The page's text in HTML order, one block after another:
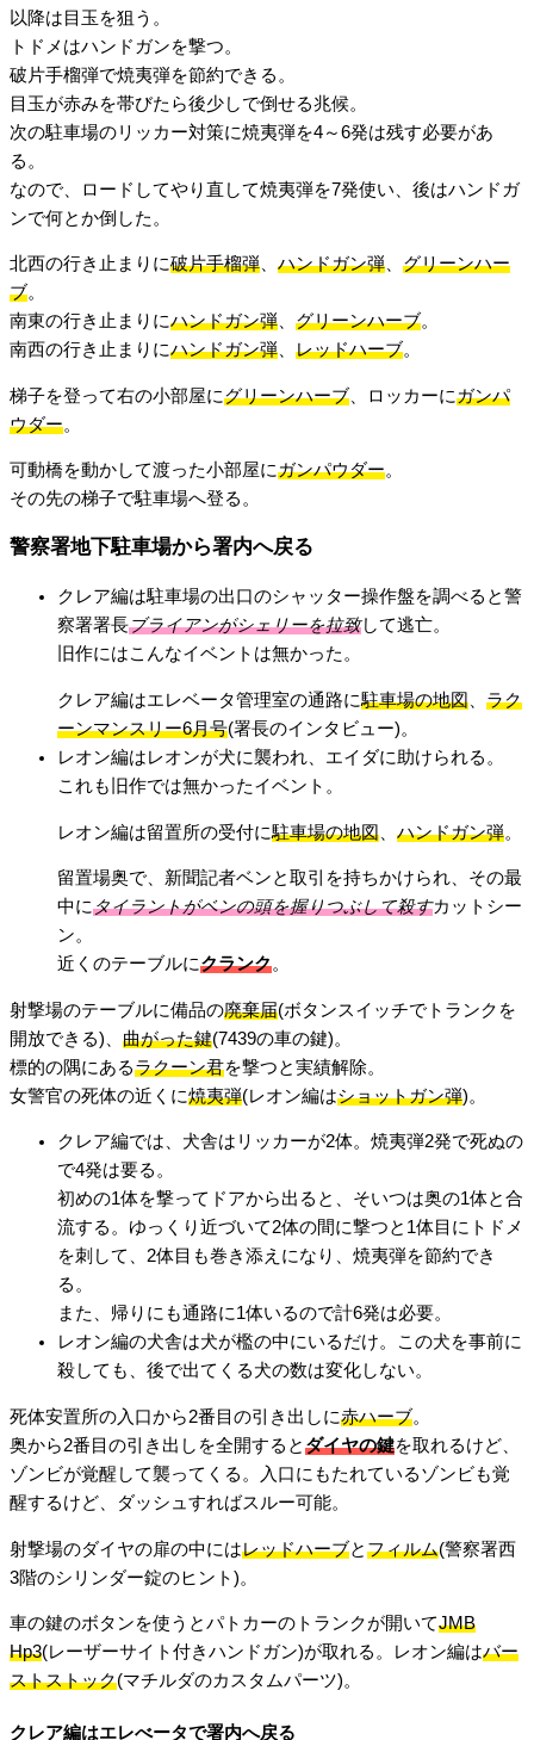
以降は目玉を狙う。
トドメはハンドガンを撃つ。
破片手榴弾で焼夷弾を節約できる。
目玉が赤みを帯びたら後少しで倒せる兆候。
次の駐車場のリッカー対策に焼夷弾を4～6発は残す必要があ
る。
なので、ロードしてやり直して焼夷弾を7発使い、後はハンドガ
ンで何とか倒した。
北西の行き止まりに破片手榴弾、 ハンドガン弾、 グリーンハー
ブ。
南東の行き止まりにハンドガン弾、 グリーンハーブ。
南西の行き止まりにハンドガン弾、 レッドハーブ。
梯子を登って右の小部屋にグリーンハーブ 、ロッカーにガンパ
ウダー。
可動橋を動かして渡った小部屋にガンパウダー。
その先の梯子で駐車場へ登る。
警察署地下駐車場から署内へ戻る
クレア編は駐車場の出口のシャッター操作盤を調べると警
察署署長ブライアンがシェリーを拉致して逃亡。
旧作にはこんなイベントは無かった。
クレア編はエレベータ管理室の通路に駐車場の地図
ラク
ーンマンスリー6月号(署長のインタビュー)。
レオン編はレオンが犬に襲われ、エイダに助けられる。
これも旧作では無かったイベント。
レオン編は留置所の受付に駐車場の地図 ハンドガン弾。
留置場奥で、新聞記者ベンと取引を持ちかけられ、その最
中にタイラントがベンの頭を握りつぶして殺すカットシー
ン。
近くのテーブルにクランク。
射撃場のテーブルに備品の廃棄届(ボタンスイッチでトランクを
開放できる)、 曲がった鍵(7439の車の鍵)。
標的の隅にあるラクーン君を撃つと実績解除。
女警官の死体の近くに焼夷弾(レオン編はショットガン弾)。
クレア編では、犬舎はリッカーが2体。焼夷弾2発で死ぬの
で4発は要る。
初めの1体を撃ってドアから出ると、そいつは奥の1体と合
流する。ゆっくり近づいて2体の間に撃つと1体目にトドメ
を刺して、2体目も巻き添えになり、焼夷弾を節約でき
る。
また、帰りにも通路に1体いるので計6発は必要。
レオン編の犬舎は犬が檻の中にいるだけ。この犬を事前に
殺しても、後で出てくる犬の数は変化しない。
死体安置所の入口から2番目の引き出しに赤ハーブ。
奥から2番目の引き出しを全開するとダイヤの鍵を取れるけど、
ゾンビが覚醒して襲ってくる。入口にもたれているゾンビも覚
醒するけど、ダッシュすればスルー可能。
射撃場のダイヤの扉の中にはレッドハーブとフィルム(警察署西
3階のシリンダー錠のヒント)。
車の鍵のボタンを使うとパトカーのトランクが開いてJMB
Hp3(レーザーサイト付きハンドガン)が取れる。レオン編はバー
ストストック(マチルダのカスタムパーツ)。
クレア編はエレべータで署内へ戻る